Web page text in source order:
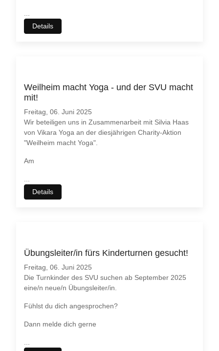
Details
Weilheim macht Yoga - und der SVU macht
mit!
Freitag, 06. Juni 2025
Wir beteiligen uns in Zusammenarbeit mit Silvia Haas
von Vikara Yoga an der diesjährigen Charity-Aktion
"Weilheim macht Yoga".
Am
Details
Übungsleiter/in fürs Kinderturnen gesucht!
Freitag, 06. Juni 2025
Die Turnkinder des SVU suchen ab September 2025
eine/n neue/n Übungsleiter/in.
Fühlst du dich angesprochen?
Dann melde dich gerne